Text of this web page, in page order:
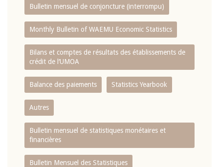
Bulletin mensuel de conjoncture (interrompu)
Monthly Bulletin of WAEMU Economic Statistics
Bilans et comptes de résultats des établissements de
crédit de l‘UMOA
Balance des paiements Statistics Yearbook
Autres
Bulletin mensuel de statistiques monétaires et
financières
Bulletin Mensuel des Statistiques